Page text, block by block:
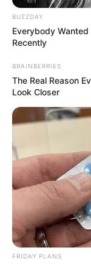
A Fidesz
majd ők
Csütörtökön
hanem egy
Orbán Viktor
elnyomott
önkény felé
egyszerű,
van vele egy
BUZZDAY
Everybody
Recently
BRAINBERRIES
The Real Reason
Look Closer
FRIDAY PLANS